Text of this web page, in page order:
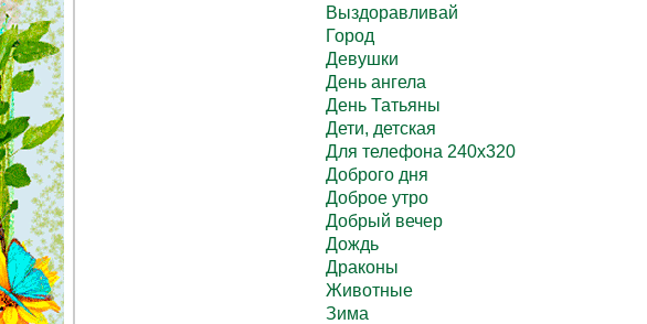
Выздоравливай
Город
Девушки
День ангела
День Татьяны
Дети, детская
Для телефона 240х320
Доброго дня
Доброе утро
Добрый вечер
Дождь
Драконы
Животные
Зима